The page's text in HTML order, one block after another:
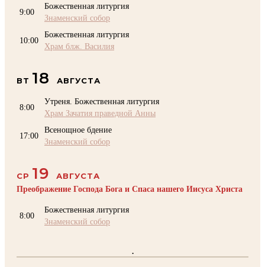
9:00
Божественная литургия
Знаменский собор
10:00
Божественная литургия
Храм блж. Василия
ВТ 18 АВГУСТА
8:00
Утреня. Божественная литургия
Храм Зачатия праведной Анны
17:00
Всенощное бдение
Знаменский собор
СР 19
АВГУСТА
Преображение Господа Бога и Спаса нашего Иисуса Христа
8:00
Божественная литургия
Знаменский собор
.